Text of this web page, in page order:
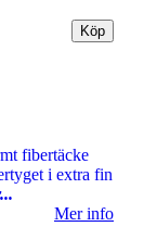
fibertäcke
i extra fin
Mer info